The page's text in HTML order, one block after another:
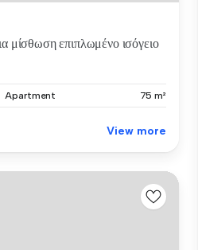
μίσθωση επιπλωμένο ισόγειο
Apartment 75 m²
View more